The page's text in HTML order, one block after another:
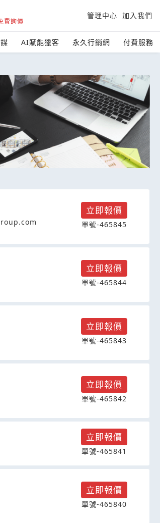
費詢價
管理中心 加入我們
AI賦能獵客 永久行銷網 付費服務
立即報價
單號-465845
立即報價
單號-465844
立即報價
單號-465843
立即報價
單號-465842
立即報價
單號-465841
立即報價
單號-465840